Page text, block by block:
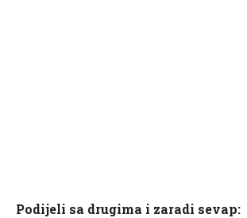
Podijeli sa drugima i zaradi sevap: